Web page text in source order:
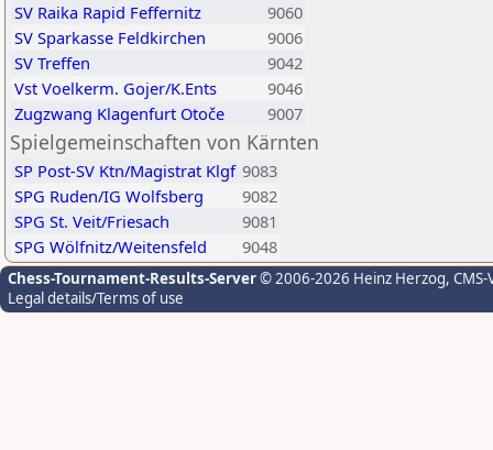
SV Raika Rapid Feffernitz
9060
SV Sparkasse Feldkirchen
9006
SV Treffen
9042
Vst Voelkerm. Gojer/K.Ents
9046
Zugzwang Klagenfurt Otoče
9007
Spielgemeinschaften von Kärnten
SP Post-SV Ktn/Magistrat Klgf 9083
SPG Ruden/IG Wolfsberg
9082
SPG St. Veit/Friesach
9081
SPG Wölfnitz/Weitensfeld
9048
Chess-Tournament-Results-Server© 2006-2026 Heinz Herzog,
Legal details/Terms of use